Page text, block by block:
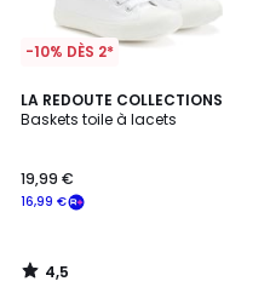
-10% DÈS 2*
LA REDOUTE COLLECTIONS
Baskets toile à lacets
16,99 €
19,99 €
4,5
/ 5
4,5
/